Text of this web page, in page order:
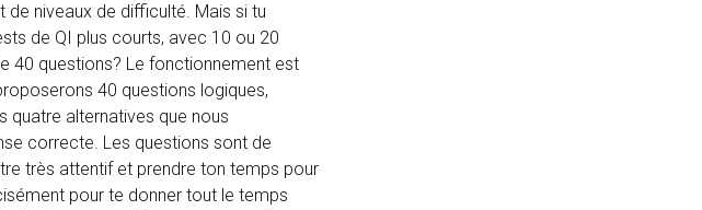
niveaux de difficulté. Mais si tu
de QI plus courts, avec 10 ou 20
40 questions? Le fonctionnement est
40 questions logiques,
quatre alternatives que nous
correcte. Les questions sont de
très attentif et prendre ton temps pour
pour te donner tout le temps